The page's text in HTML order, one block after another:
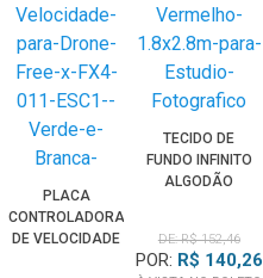
PLACA
CONTROLADORA
DE VELOCIDADE
TECIDO DE
FUNDO INFINITO
ALGODÃO
ESTÚDIO
FOTOGRÁFICO
DE: R$ 152,46
POR: R$ 140,26